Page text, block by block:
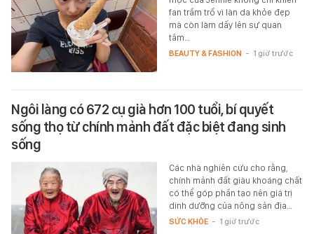
fan trầm trồ vì làn da khỏe đẹp
mà còn làm dấy lên sự quan
tâm…
BEAUTY & FASHION - 1 giờ trước
Ngôi làng có 672 cụ già hơn 100 tuổi, bí quyết
sống thọ từ chính mảnh đất đặc biệt đang sinh
sống
Các nhà nghiên cứu cho rằng,
chính mảnh đất giàu khoáng chất
có thể góp phần tạo nên giá trị
dinh dưỡng của nông sản địa…
SỨC KHỎE - 1 giờ trước